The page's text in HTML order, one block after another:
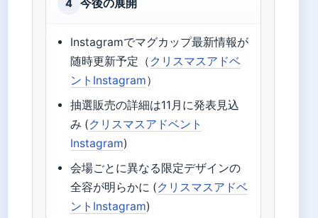
4 今後の展開
Instagramでマグカップ最新情報が
随時更新予定（ クリスマスアドベ
ントInstagram）
抽選販売の詳細は11月に発表見込
み (クリスマスアドベント
Instagram)
会場ごとに異なる限定デザインの
全容が明らかに (クリスマスアドベ
ントInstagram)